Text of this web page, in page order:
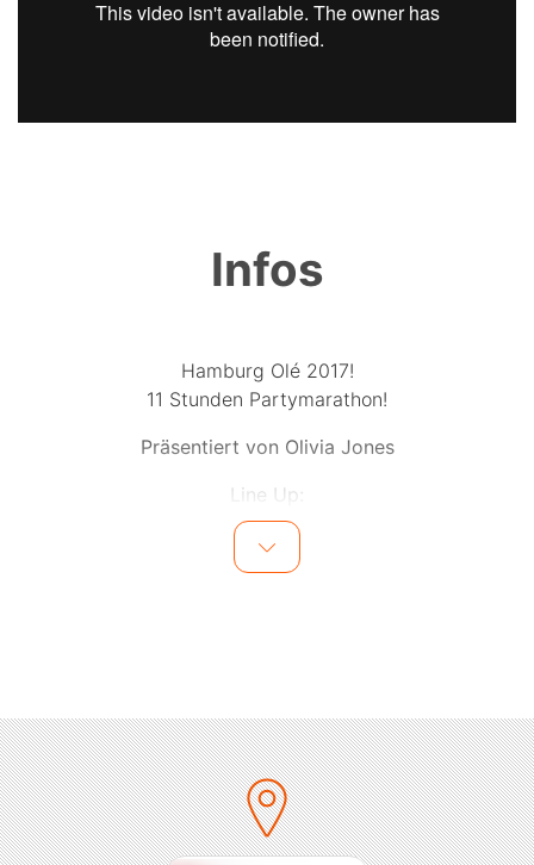
Infos
Hamburg Olé 2017!
11 Stunden Partymarathon!
Präsentiert von Olivia Jones
Line Up:
Special Guest
voXXclub
Die Atzen
Jürgen Drews
Ikke Hüftgold
Lorenz Büffel (Johnny Däpp)
Willi Herren
Michael Wendler